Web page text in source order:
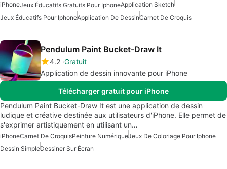
iPhoneJeux Éducatifs Gratuits Pour IphoneApplication Sketch
Jeux Éducatifs Pour IphoneApplication De DessinCarnet De Croquis
Pendulum Paint Bucket-Draw It
4.2 Gratuit
Application de dessin innovante pour iPhone
Télécharger gratuit pour iPhone
Pendulum Paint Bucket-Draw It est une application de dessin
ludique et créative destinée aux utilisateurs d'iPhone. Elle permet de
s'exprimer artistiquement en utilisant un…
iPhoneCarnet De CroquisPeinture NumériqueJeux De Coloriage Pour Iphone
Dessin SimpleDessiner Sur Écran